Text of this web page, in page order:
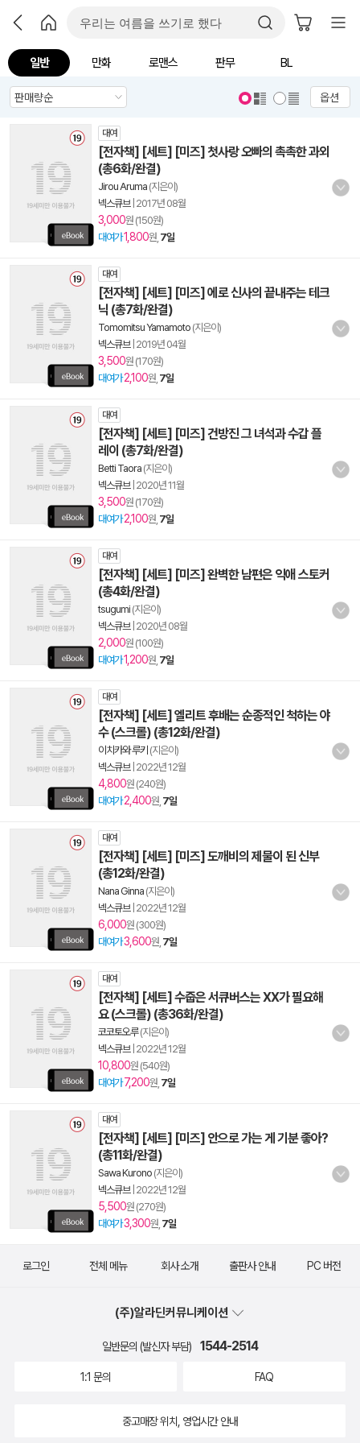
일반 만화 로맨스 판무 BL
옵션
대여
[전자책] [세트] [미즈] 첫사랑 오빠의 촉촉한 과외
(총6화/완결)
Jirou Aruma (지은이)
넥스큐브| 2017년 08월
3,000원 (150원)
대여가1,800원, 7일
대여
[전자책] [세트] [미즈] 에로 신사의 끝내주는 테크
닉 (총7화/완결)
Tomomitsu Yamamoto (지은이)
넥스큐브| 2019년 04월
3,500원 (170원)
대여가 2,100원, 7일
대여
[전자책] [세트] [미즈] 건방진 그 녀석과 수갑 플
레이 (총7화/완결)
Betti Taora (지은이)
넥스큐브| 2020년 11월
3,500원 (170원)
대여가 2,100원, 7일
대여
[전자책] [세트] [미즈] 완벽한 남편은 익애 스토커
(총4화/완결)
tsugumi (지은이)
넥스큐브| 2020년 08월
2,000원 (100원)
대여가1,200원, 7일
대여
[전자책] [세트] 엘리트 후배는 순종적인 척하는 야
수 (스크롤) (총12화/완결)
이치카와 루키 (지은이)
넥스큐브| 2022년 12월
4,800원 (240원)
대여가 2,400원, 7일
대여
[전자책] [세트] [미즈] 도깨비의 제물이 된 신부
(총12화/완결)
Nana Ginna (지은이)
넥스큐브| 2022년 12월
6,000원 (300원)
대여가3,600원, 7일
대여
[전자책] [세트] 수줍은 서큐버스는 XX가 필요해
요 (스크롤) (총36화/완결)
코코토오루(지은이)
넥스큐브| 2022년 12월
10,800원 (540원)
대여가 7,200원, 7일
대여
[전자책] [세트] [미즈] 안으로 가는 게 기분 좋아?
(총11화/완결)
Sawa Kurono (지은이)
넥스큐브| 2022년 12월
5,500원 (270원)
대여가3,300원, 7일
로그인 전체 메뉴 회사 소개 출판사 안내 PC 버전
(주)알라딘커뮤니케이션
일반문의 (발신자 부담) 1544-2514
1:1 문의 FAQ
중고매장 위치, 영업시간 안내